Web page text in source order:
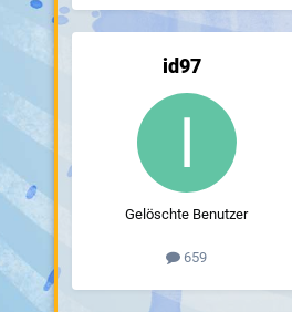
id97
Gelöschte Benutzer
659